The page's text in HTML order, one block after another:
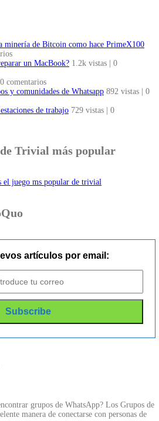
minería de Bitcoin como hace PrimeX100
un MacBook? 1.2k vistas
0
0 comentarios
y comunidades de Whatsapp 892 vistas
0
de trabajo 729 vistas
0
Trivial más popular
artículos por email:
grupos de WhatsApp? Los Grupos de
manera de conectarse con personas de